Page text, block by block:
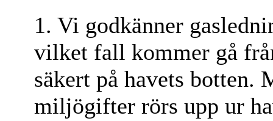
1. Vi godkänner
vilket fall kommer gå
säkert på havets botten.
miljögifter rörs upp ur